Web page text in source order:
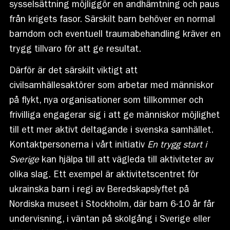
sysselsättning möjliggör en andhämtning och paus
från krigets fasor. Särskilt barn behöver en normal
barndom och eventuell traumabehandling kräver en
trygg tillvaro för att ge resultat.
Därför är det särskilt viktigt att
civilsamhällesaktörer som arbetar med människor
på flykt, nya organisationer som tillkommer och
frivilliga engagerar sig i att ge människor möjlighet
till ett mer aktivt deltagande i svenska samhället.
Kontaktpersonerna i vårt initiativ En trygg start i
Sverigekan hjälpa till att vägleda till aktiviteter av
olika slag. Ett exempel är aktivitetscentret för
ukrainska barn i regi av Beredskapslyftet på
Nordiska museet i Stockholm, där barn 6-10 år får
undervisning, i väntan på skolgång i Sverige eller